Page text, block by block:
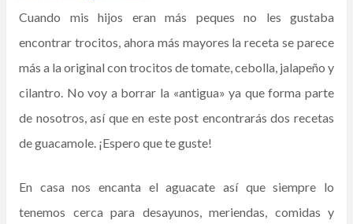
Cuando mis hijos eran más peques no les gustaba
encontrar trocitos, ahora más mayores la receta se parece
más a la original con trocitos de tomate, cebolla, jalapeño y
cilantro. No voy a borrar la «antigua» ya que forma parte
de nosotros, así que en este post encontrarás dos recetas
de guacamole. ¡Espero que te guste!
En casa nos encanta el aguacate así que siempre lo
tenemos cerca para desayunos, meriendas, comidas y